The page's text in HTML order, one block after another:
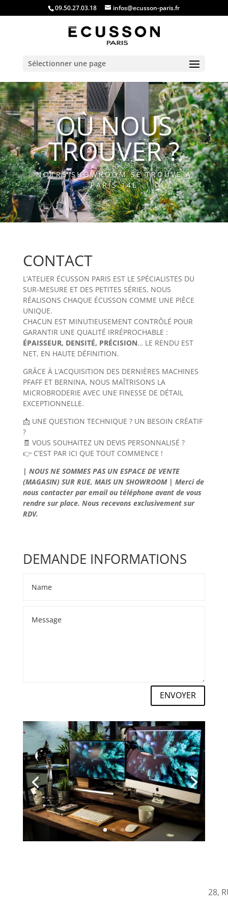
09.50.27.03.18 infos@ecusson-paris.fr
Sélectionner une page
OÙ NOUS
TROUVER ?
NOTRE SHOWROOM SE TROUVE A
PARIS 14E
CONTACT
L’ATELIER ÉCUSSON PARIS EST LE SPÉCIALISTES DU
SUR-MESURE ET DES PETITES SÉRIES, NOUS
RÉALISONS CHAQUE ÉCUSSON COMME UNE PIÈCE
UNIQUE.
CHACUN EST MINUTIEUSEMENT CONTRÔLÉ POUR
GARANTIR UNE QUALITÉ IRRÉPROCHABLE :
ÉPAISSEUR, DENSITÉ, PRÉCISION… LE RENDU EST
NET, EN HAUTE DÉFINITION.
GRÂCE À L’ACQUISITION DES DERNIÈRES MACHINES
PFAFF ET BERNINA, NOUS MAÎTRISONS LA
MICROBRODERIE AVEC UNE FINESSE DE DÉTAIL
EXCEPTIONNELLE.
📩 UNE QUESTION TECHNIQUE ? UN BESOIN CRÉATIF
?
🧾 VOUS SOUHAITEZ UN DEVIS PERSONNALISÉ ?
👉 C’EST PAR ICI QUE TOUT COMMENCE !
| NOUS NE SOMMES PAS UN ESPACE DE VENTE
(MAGASIN) SUR RUE, MAIS UN SHOWROOM | Merci de
nous contacter par email ou téléphone avant de vous
rendre sur place. Nous recevons exclusivement sur
RDV.
DEMANDE INFORMATIONS
ENVOYER
28,